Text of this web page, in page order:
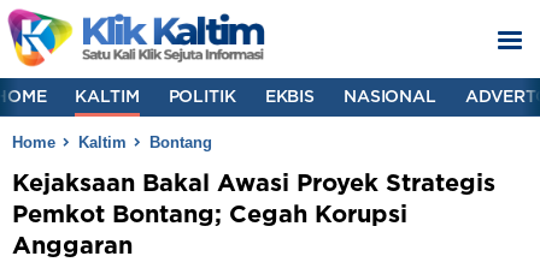
KALTIM POLITIK EKBIS NASIONAL
Home Kaltim Bontang
Kejaksaan Bakal Awasi Proyek Strategis
Pemkot Bontang; Cegah Korupsi
Anggaran